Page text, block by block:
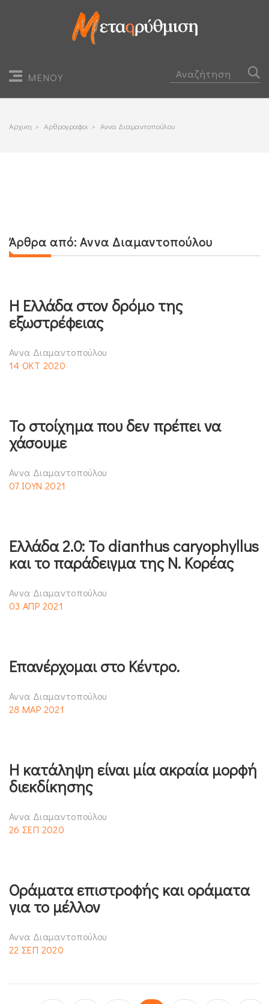
ΜΕΝΟΥ
Αρχικη > Αρθρογραφοι > Αννα Διαμαντοπούλου
Άρθρα από:Αννα Διαμαντοπούλου
Η Ελλάδα στον δρόμο της
εξωστρέφειας
Αννα Διαμαντοπούλου
14 ΟΚΤ 2020
Το στοίχημα που δεν πρέπει να
χάσουμε
Αννα Διαμαντοπούλου
07 ΙΟΥΝ 2021
Ελλάδα 2.0: Το dianthus caryophyllus
και το παράδειγμα της Ν. Κορέας
Αννα Διαμαντοπούλου
03 ΑΠΡ 2021
Επανέρχομαι στο Κέντρο.
Αννα Διαμαντοπούλου
28 ΜΑΡ 2021
Η κατάληψη είναι μία ακραία μορφή
διεκδίκησης
Αννα Διαμαντοπούλου
26 ΣΕΠ 2020
Οράματα επιστροφής και οράματα
για το μέλλον
Αννα Διαμαντοπούλου
22 ΣΕΠ 2020